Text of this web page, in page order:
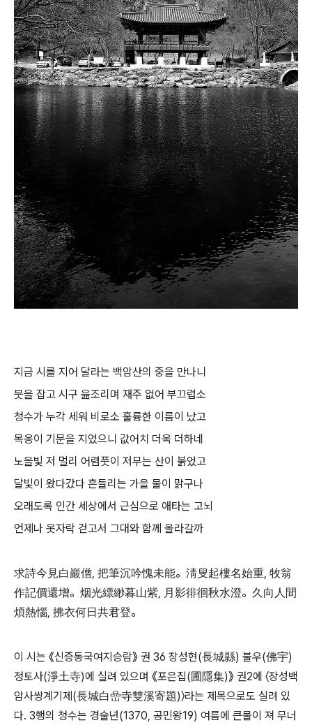
지금 시를 지어 달라는 백암산의 중을 만나니
붓을 잡고 시구 읊조리며 재주 없어 부끄럽소
청수가 누각 세워 비로소 훌륭한 이름이 났고
목옹이 기문을 지었으니 값어치 더욱 더하네
노을빛 저 멀리 어렴풋이 저무는 산이 붉었고
달빛이 왔다갔다 흔들리는 가을 물이 맑구나
오래도록 인간 세상에서 근심으로 애타는 고뇌
언제나 옷자락 걷고서 그대와 함께 올라갈까
求詩今見白巖僧, 把筆沉吟愧未能。淸叟起樓名始重, 牧翁
作記價還增。烟光縹緲暮山紫, 月影徘徊秋水澄。久向人間
煩熱惱, 拂衣何日共君登。
이 시는 《신증동국여지승람》 권 36 장성현(長城縣) 불우(佛宇)
정토사(淨土寺)에 실려 있으며 《포은집(圃隱集)》 권2에 〈장성백
암사쌍계기제(長城白嵒寺雙溪寄題)〉라는 제목으로도 실려 있
다. 3행의 청수는 경술년(1370, 공민왕19) 여름에 큰물이 져 무너